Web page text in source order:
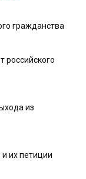
гражданства
российского
из
их петиции